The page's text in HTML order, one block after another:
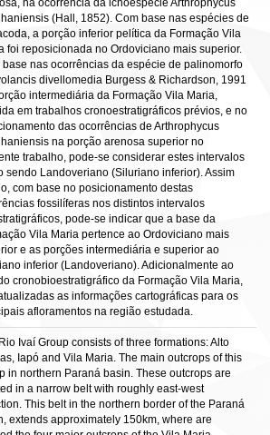
há ocorrência da icnoespécie Arthrophycus
(Hall, 1852). Com base nas espécies de
a porção inferior pelítica da Formação Vila
foi reposicionada no Ordoviciano mais superior.
base nas ocorrências da espécie de palinomorfo
divellomedia Burgess & Richardson, 1991
intermediária da Formação Vila Maria,
em trabalhos cronoestratigráficos prévios, e no
das ocorrências de Arthrophycus
na porção arenosa superior no
trabalho, pode-se considerar estes intervalos
sendo Landoveriano (Siluriano inferior). Assim
com base no posicionamento destas
fossilíferas nos distintos intervalos
pode-se indicar que a base da
Vila Maria pertence ao Ordoviciano mais
e as porções intermediária e superior ao
inferior (Landoveriano). Adicionalmente ao
cronobioestratigráfico da Formação Vila Maria,
as informações cartográficas para os
afloramentos na região estudada.
Ivaí Group consists of three formations: Alto
Iapó and Vila Maria. The main outcrops of this
in northern Paraná basin. These outcrops are
in a narrow belt with roughly east-west
This belt in the northern border of the Paraná
extends approximately 150km, where are